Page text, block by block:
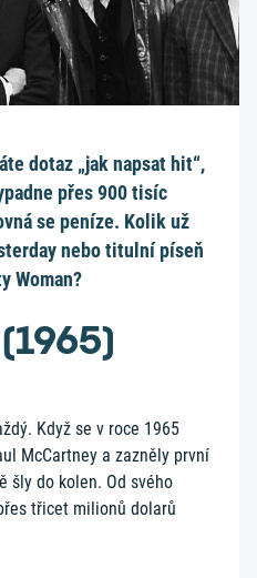
dotaz „jak napsat hit“,
přes 900 tisíc
se peníze. Kolik už
nebo titulní píseň
Woman?
Když se v roce 1965
McCartney a zazněly první
šly do kolen. Od svého
třicet milionů dolarů